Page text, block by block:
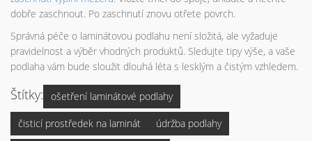
dobře zaschnout. Po zaschnutí znovu otřete povrch.
Správná péče o laminátovou podlahu není složitá, ale vyžaduje
pravidelnost a výběr vhodných produktů. Sledujte tipy výše, a vaše
podlaha vám bude sloužit dlouhá léta s lesklým a čistým vzhledem.
Štítky: ošetření laminátové podlahy
čisticí prostředek na laminát údržba podlahy